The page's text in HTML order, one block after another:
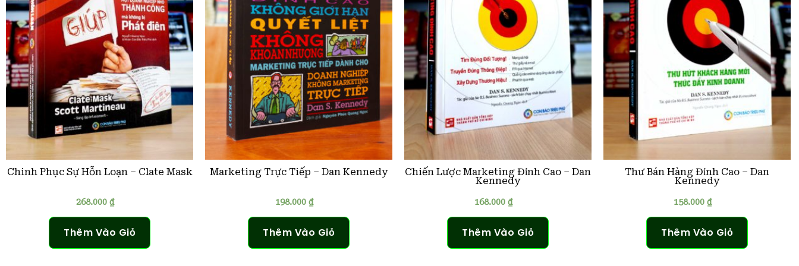
Chinh Phục Sự Hỗn Loạn – Clate Mask
268.000 ₫
Thêm Vào Giỏ
Marketing Trực Tiếp – Dan Kennedy
198.000 ₫
Thêm Vào Giỏ
Chiến Lược Marketing Đỉnh Cao – Dan
Kennedy
168.000 ₫
Thêm Vào Giỏ
Thư Bán Hàng Đỉnh Cao – Dan
Kennedy
158.000 ₫
Thêm Vào Giỏ